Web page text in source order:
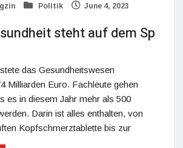
Politik June 4, 2023
steht auf dem Sp
das Gesundheitswesen
Milliarden Euro. Fachleute gehen
es in diesem Jahr mehr als 500
Darin ist alles enthalten, von
Kopfschmerztablette bis zur